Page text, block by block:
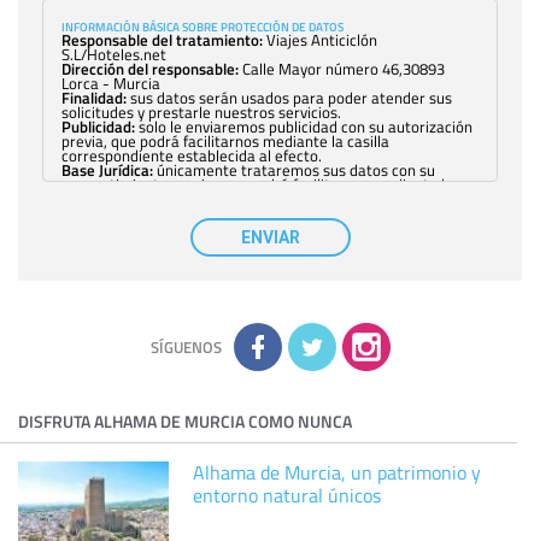
INFORMACIÓN BÁSICA SOBRE PROTECCIÓN DE DATOS
Responsable del tratamiento:Viajes Anticiclón
S.L/Hoteles.net
Dirección del responsable:Calle Mayor número 46,30893
Lorca - Murcia
Finalidad:sus datos serán usados para poder atender sus
solicitudes y prestarle nuestros servicios.
Publicidad:solo le enviaremos publicidad con su autorización
previa, que podrá facilitarnos mediante la casilla
correspondiente establecida al efecto.
Base Jurídica:únicamente trataremos sus datos con su
consentimiento previo, que podrá facilitarnos mediante la
con carácter general, sólo el personal de
nuestra entidad que esté debidamente autorizado podrá
tener conocimiento de la información que le pedimos. No se
comunicarán datos a terceros.
adicional y detallada sobre cómo tratamos sus datos en la
política de privacidad
ENVIAR
SÍGUENOS
DISFRUTA ALHAMA DE MURCIA COMO NUNCA
Alhama de Murcia, un patrimonio y
entorno natural únicos